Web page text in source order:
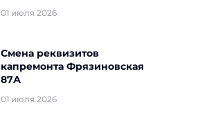
01 июля 2026
Смена реквизитов
капремонта Фрязиновская
87А
01 июля 2026